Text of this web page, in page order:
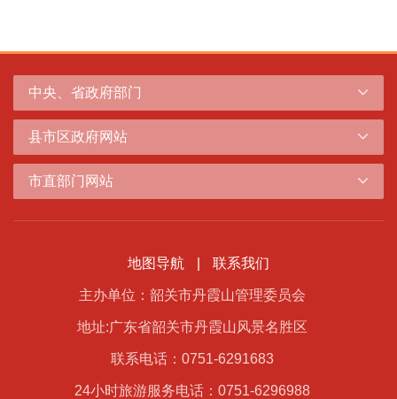
中央、省政府部门
县市区政府网站
市直部门网站
地图导航 联系我们
主办单位：韶关市丹霞山管理委员会
地址:广东省韶关市丹霞山风景名胜区
联系电话：0751-6291683
24小时旅游服务电话：0751-6296988